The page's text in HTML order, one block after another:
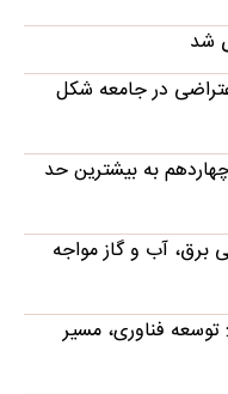
شد
در جامعه شکل
به بیشترین حد
برق، آب و گاز مواجه
فناوری، مسیر